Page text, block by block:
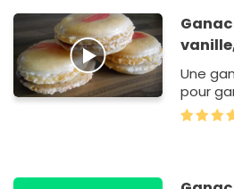
Une
pour